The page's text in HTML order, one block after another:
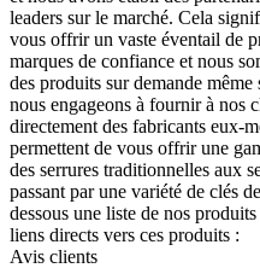
leaders sur le marché. Cela
vous offrir un vaste éventail de
marques de confiance et nous
des produits sur demande
nous engageons à fournir à nos
directement des fabricants eux-
permettent de vous offrir une
des serrures traditionnelles aux
passant par une variété de clés
dessous une liste de nos
liens directs vers ces produits :
Avis clients